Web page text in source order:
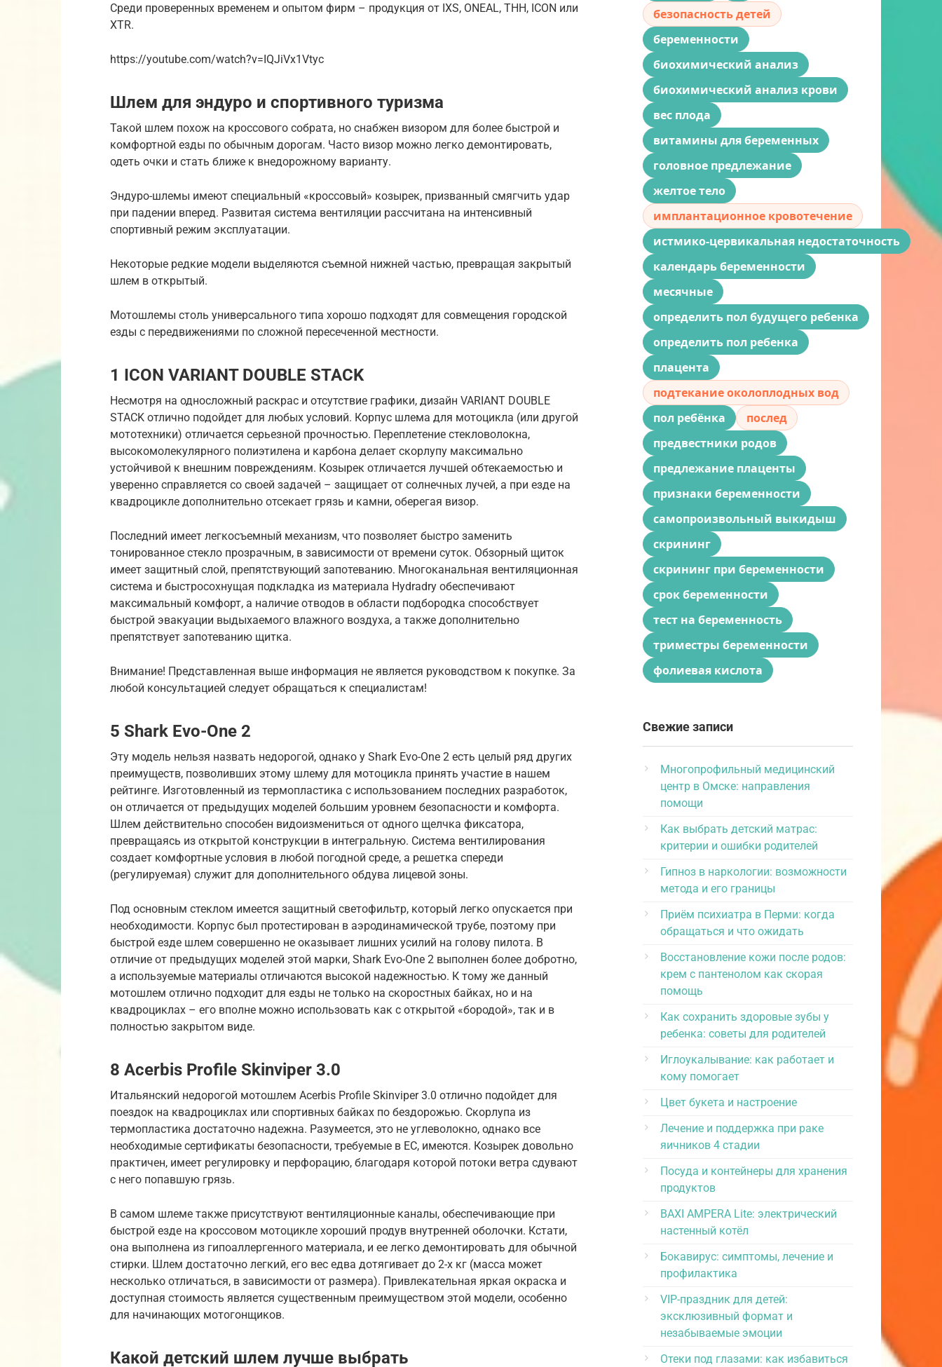
Среди проверенных временем и опытом фирм – продукция от IXS, ONEAL, THH, ICON или
XTR.
https://youtube.com/watch?v=IQJiVx1Vtyc
Шлем для эндуро и спортивного туризма
Такой шлем похож на кроссового собрата, но снабжен визором для более быстрой и
комфортной езды по обычным дорогам. Часто визор можно легко демонтировать,
одеть очки и стать ближе к внедорожному варианту.
Эндуро-шлемы имеют специальный «кроссовый» козырек, призванный смягчить удар
при падении вперед. Развитая система вентиляции рассчитана на интенсивный
спортивный режим эксплуатации.
Некоторые редкие модели выделяются съемной нижней частью, превращая закрытый
шлем в открытый.
Мотошлемы столь универсального типа хорошо подходят для совмещения городской
езды с передвижениями по сложной пересеченной местности.
1 ICON VARIANT DOUBLE STACK
Несмотря на односложный раскрас и отсутствие графики, дизайн VARIANT DOUBLE
STACK отлично подойдет для любых условий. Корпус шлема для мотоцикла (или другой
мототехники) отличается серьезной прочностью. Переплетение стекловолокна,
высокомолекулярного полиэтилена и карбона делает скорлупу максимально
устойчивой к внешним повреждениям. Козырек отличается лучшей обтекаемостью и
уверенно справляется со своей задачей – защищает от солнечных лучей, а при езде на
квадроцикле дополнительно отсекает грязь и камни, оберегая визор.
Последний имеет легкосъемный механизм, что позволяет быстро заменить
тонированное стекло прозрачным, в зависимости от времени суток. Обзорный щиток
имеет защитный слой, препятствующий запотеванию. Многоканальная вентиляционная
система и быстросохнущая подкладка из материала Hydradry обеспечивают
максимальный комфорт, а наличие отводов в области подбородка способствует
быстрой эвакуации выдыхаемого влажного воздуха, а также дополнительно
препятствует запотеванию щитка.
Внимание! Представленная выше информация не является руководством к покупке. За
любой консультацией следует обращаться к специалистам!
5 Shark Evo-One 2
Эту модель нельзя назвать недорогой, однако у Shark Evo-One 2 есть целый ряд других
преимуществ, позволивших этому шлему для мотоцикла принять участие в нашем
рейтинге. Изготовленный из термопластика с использованием последних разработок,
он отличается от предыдущих моделей большим уровнем безопасности и комфорта.
Шлем действительно способен видоизмениться от одного щелчка фиксатора,
превращаясь из открытой конструкции в интегральную. Система вентилирования
создает комфортные условия в любой погодной среде, а решетка спереди
(регулируемая) служит для дополнительного обдува лицевой зоны.
Под основным стеклом имеется защитный светофильтр, который легко опускается при
необходимости. Корпус был протестирован в аэродинамической трубе, поэтому при
быстрой езде шлем совершенно не оказывает лишних усилий на голову пилота. В
отличие от предыдущих моделей этой марки, Shark Evo-One 2 выполнен более добротно,
а используемые материалы отличаются высокой надежностью. К тому же данный
мотошлем отлично подходит для езды не только на скоростных байках, но и на
квадроциклах – его вполне можно использовать как с открытой «бородой», так и в
полностью закрытом виде.
8 Acerbis Profile Skinviper 3.0
Итальянский недорогой мотошлем Acerbis Profile Skinviper 3.0 отлично подойдет для
поездок на квадроциклах или спортивных байках по бездорожью. Скорлупа из
термопластика достаточно надежна. Разумеется, это не углеволокно, однако все
необходимые сертификаты безопасности, требуемые в ЕС, имеются. Козырек довольно
практичен, имеет регулировку и перфорацию, благодаря которой потоки ветра сдувают
с него попавшую грязь.
В самом шлеме также присутствуют вентиляционные каналы, обеспечивающие при
быстрой езде на кроссовом мотоцикле хороший продув внутренней оболочки. Кстати,
она выполнена из гипоаллергенного материала, и ее легко демонтировать для обычной
стирки. Шлем достаточно легкий, его вес едва дотягивает до 2-х кг (масса может
несколько отличаться, в зависимости от размера). Привлекательная яркая окраска и
доступная стоимость является существенным преимуществом этой модели, особенно
для начинающих мотогонщиков.
Какой детский шлем лучше выбрать
безопасность детей
беременности
биохимический анализ
биохимический анализ крови
вес плода
витамины для беременных
головное предлежание
желтое тело
имплантационное кровотечение
истмико-цервикальная недостаточность
календарь беременности
месячные
определить пол будущего ребенка
определить пол ребенка
плацента
подтекание околоплодных вод
пол ребёнка
послед
предвестники родов
предлежание плаценты
признаки беременности
самопроизвольный выкидыш
скрининг
скрининг при беременности
срок беременности
тест на беременность
триместры беременности
фолиевая кислота
Свежие записи
Многопрофильный медицинский
центр в Омске: направления
помощи
Как выбрать детский матрас:
критерии и ошибки родителей
Гипноз в наркологии: возможности
метода и его границы
Приём психиатра в Перми: когда
обращаться и что ожидать
Восстановление кожи после родов:
крем с пантенолом как скорая
помощь
Как сохранить здоровые зубы у
ребенка: советы для родителей
Иглоукалывание: как работает и
кому помогает
Цвет букета и настроение
Лечение и поддержка при раке
яичников 4 стадии
Посуда и контейнеры для хранения
продуктов
BAXI AMPERA Lite: электрический
настенный котёл
Бокавирус: симптомы, лечение и
профилактика
VIP-праздник для детей:
эксклюзивный формат и
незабываемые эмоции
Отеки под глазами: как избавиться